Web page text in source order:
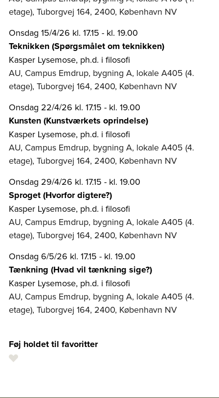
etage), Tuborgvej 164, 2400, København NV
Onsdag 15/4/26 kl. 17.15 - kl. 19.00
Teknikken (Spørgsmålet om teknikken)
Kasper Lysemose, ph.d. i filosofi
AU, Campus Emdrup, bygning A, lokale A405 (4.
etage), Tuborgvej 164, 2400, København NV
Onsdag 22/4/26 kl. 17.15 - kl. 19.00
Kunsten (Kunstværkets oprindelse)
Kasper Lysemose, ph.d. i filosofi
AU, Campus Emdrup, bygning A, lokale A405 (4.
etage), Tuborgvej 164, 2400, København NV
Onsdag 29/4/26 kl. 17.15 - kl. 19.00
Sproget (Hvorfor digtere?)
Kasper Lysemose, ph.d. i filosofi
AU, Campus Emdrup, bygning A, lokale A405 (4.
etage), Tuborgvej 164, 2400, København NV
Onsdag 6/5/26 kl. 17.15 - kl. 19.00
Tænkning (Hvad vil tænkning sige?)
Kasper Lysemose, ph.d. i filosofi
AU, Campus Emdrup, bygning A, lokale A405 (4.
etage), Tuborgvej 164, 2400, København NV
Føj holdet til favoritter